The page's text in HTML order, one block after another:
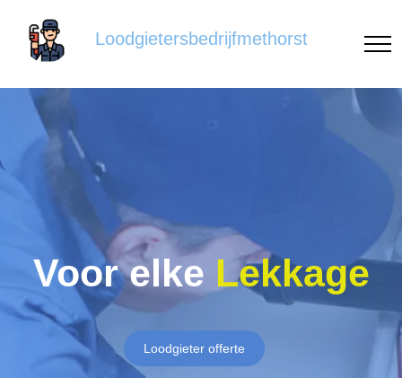
Loodgietersbedrijfmethorst
Voor elke Lekkage
Loodgieter offerte